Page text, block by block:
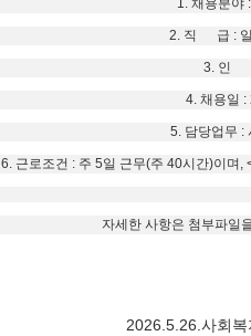
2. 직 급 : 일
3. 인
4. 채용일 :
5. 담당업무 :
6. 근로조건 : 주 5일 근무(주 40시간)이며,
자세한 사항은 첨부파일
2026.5.26.사회